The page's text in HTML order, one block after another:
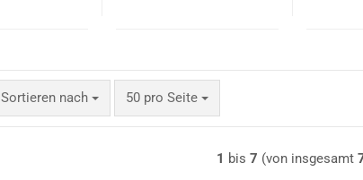
Sortieren nach
Sortieren nach 50 pro Seite
pro Seite
1 bis 7 (von insgesamt